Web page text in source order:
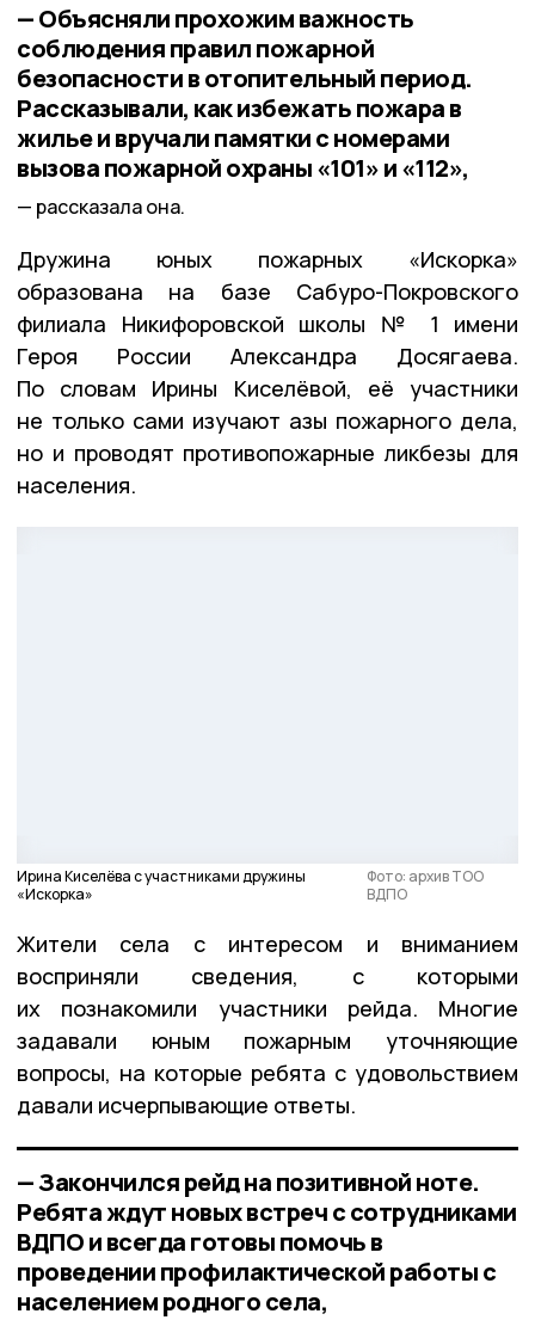
— Объясняли прохожим важность
соблюдения правил пожарной
безопасности в отопительный период.
Рассказывали, как избежать пожара в
жилье и вручали памятки с номерами
вызова пожарной охраны «101» и «112»,
рассказала она.
Дружина юных пожарных «Искорка»
образована на базе Сабуро-Покровского
филиала Никифоровской школы № 1 имени
Героя России Александра Досягаева.
По словам Ирины Киселёвой, её участники
не только сами изучают азы пожарного дела,
но и проводят противопожарные ликбезы для
населения.
Ирина Киселёва с участниками дружины
«Искорка»
Фото: архив ТОО
ВДПО
Жители села с интересом и вниманием
восприняли сведения, с которыми
их познакомили участники рейда. Многие
задавали юным пожарным уточняющие
вопросы, на которые ребята с удовольствием
давали исчерпывающие ответы.
— Закончился рейд на позитивной ноте.
Ребята ждут новых встреч с сотрудниками
ВДПО и всегда готовы помочь в
проведении профилактической работы с
населением родного села,